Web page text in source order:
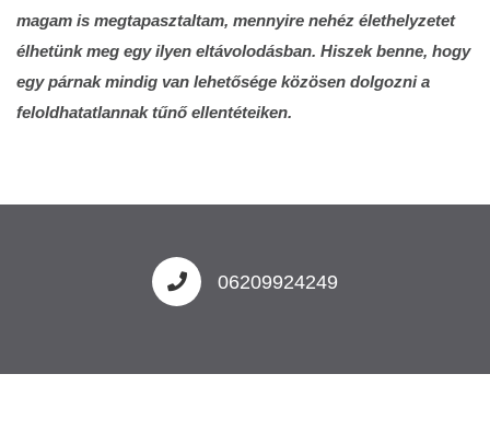
magam is megtapasztaltam, mennyire nehéz élethelyzetet
élhetünk meg egy ilyen eltávolodásban. Hiszek benne, hogy
egy párnak mindig van lehetősége közösen dolgozni a
feloldhatatlannak tűnő ellentéteiken.
06209924249